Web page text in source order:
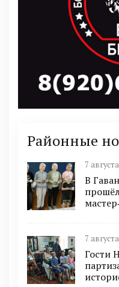
Районные
7
В
7
Гости